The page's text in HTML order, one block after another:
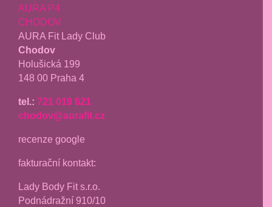
AURA P4
CHODOV
AURA Fit Lady Club
Chodov
Holušická 199
148 00 Praha 4
tel.: 721 019 621
chodov@aurafit.cz
recenze google
fakturační kontakt:
Lady Body Fit s.r.o.
Podnádražní 910/10